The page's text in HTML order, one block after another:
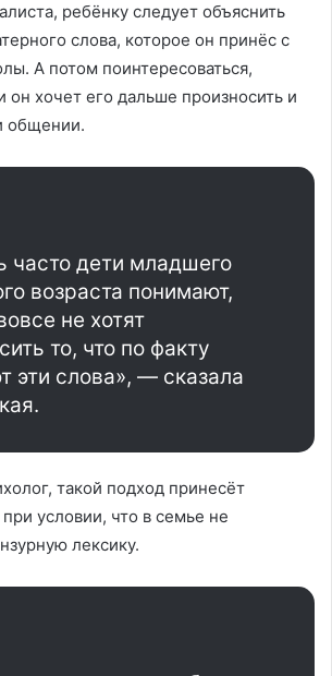
ребёнку следует объяснить
слова, которое он принёс с
А потом поинтересоваться,
он хочет его дальше произносить и
общении.
часто дети младшего
возраста понимают,
не хотят
то, что по факту
эти слова», — сказала
такой подход принесёт
при условии, что в семье не
лексику.